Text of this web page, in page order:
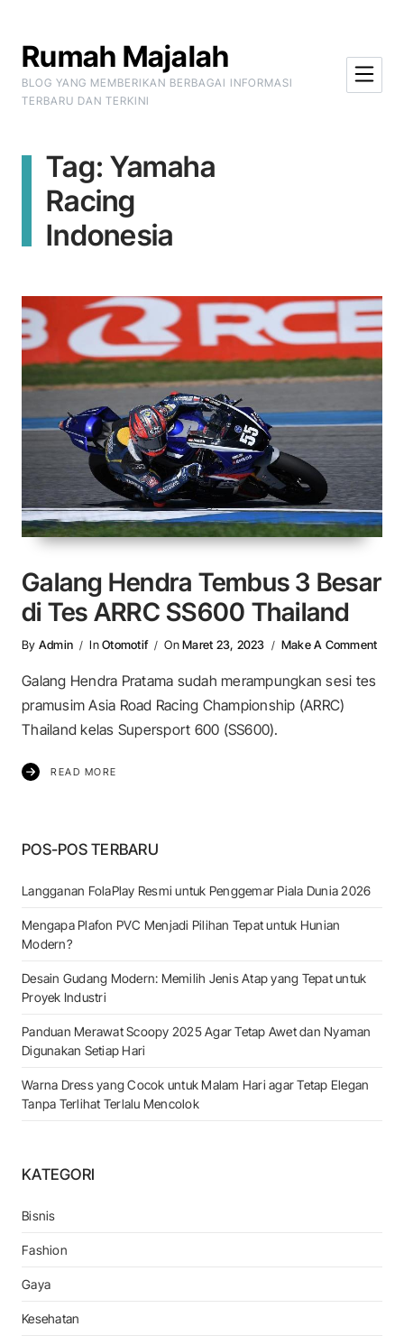
Rumah Majalah
BLOG YANG MEMBERIKAN BERBAGAI INFORMASI
TERBARU DAN TERKINI
Tag: Yamaha
Racing
Indonesia
Galang Hendra Tembus 3 Besar
di Tes ARRC SS600 Thailand
By Admin InOtomotif OnMaret 23, 2023 Make A CommentOn
Galang Hendra Pratama sudah merampungkan sesi tes
pramusim Asia Road Racing Championship (ARRC)
Thailand kelas Supersport 600 (SS600).
READ MORE
POS-POS TERBARU
Langganan FolaPlay Resmi untuk Penggemar Piala Dunia 2026
Mengapa Plafon PVC Menjadi Pilihan Tepat untuk Hunian
Modern?
Desain Gudang Modern: Memilih Jenis Atap yang Tepat untuk
Proyek Industri
Panduan Merawat Scoopy 2025 Agar Tetap Awet dan Nyaman
Digunakan Setiap Hari
Warna Dress yang Cocok untuk Malam Hari agar Tetap Elegan
Tanpa Terlihat Terlalu Mencolok
KATEGORI
Bisnis
Fashion
Gaya
Kesehatan